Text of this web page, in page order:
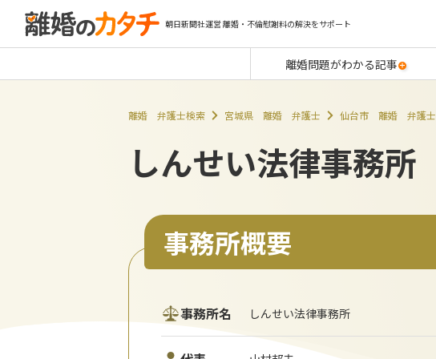
朝日新聞社運営 離婚・不倫慰謝料の解決をサポート
離婚問題がわかる記事
離婚 弁護士検索 宮城県 離婚 弁護士 仙台市 離婚 弁護士
しんせい法律事務所
事務所概要
事務所名 しんせい法律事務所